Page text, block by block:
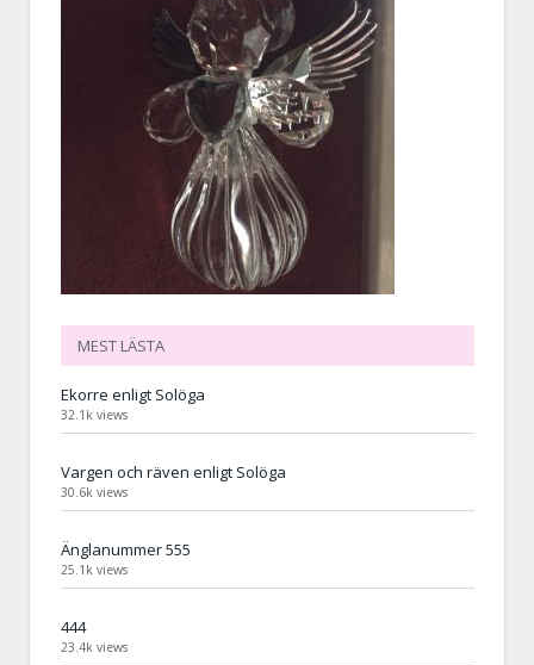
MEST LÄSTA
Ekorre enligt Solöga
32.1k views
Vargen och räven enligt Solöga
30.6k views
Änglanummer 555
25.1k views
444
23.4k views